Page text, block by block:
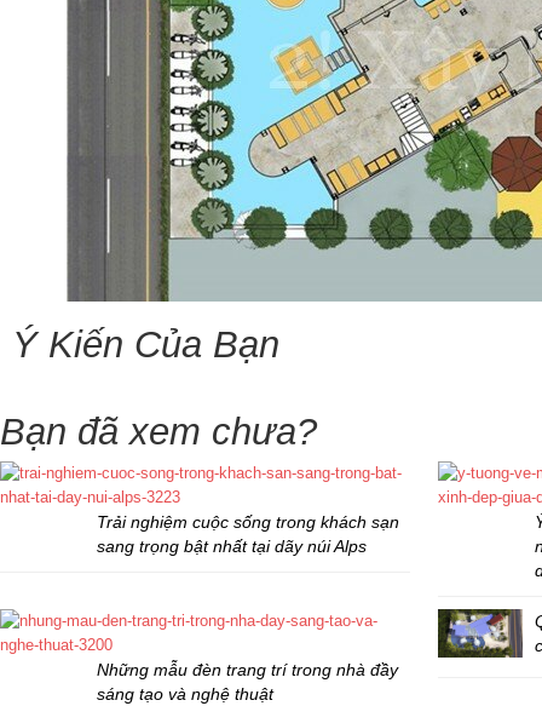
Ý Kiến Của Bạn
Bạn đã xem chưa?
Trải nghiệm cuộc sống trong khách sạn
sang trọng bật nhất tại dãy núi Alps
Những mẫu đèn trang trí trong nhà đầy
sáng tạo và nghệ thuật